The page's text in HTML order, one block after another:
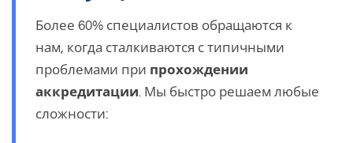
Более 60% специалистов обращаются к
нам, когда сталкиваются с типичными
проблемами при прохождении
аккредитации. Мы быстро решаем любые
сложности: